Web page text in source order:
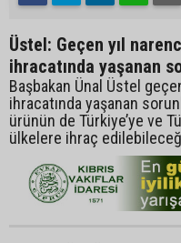
Üstel: Geçen yıl
ihracatında yaşanan
Başbakan Ünal Üstel
ihracatında yaşanan
ürünün de Türkiye’ye ve
ülkelere ihraç